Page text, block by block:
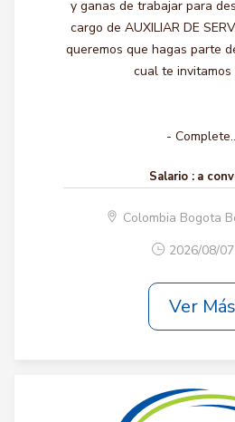
y ganas de trabajar para
cargo de AUXILIAR DE
queremos que hagas parte
cual te invitamos
-
Salario : a
Colombia Bogota
2026/08/07
Ver Más